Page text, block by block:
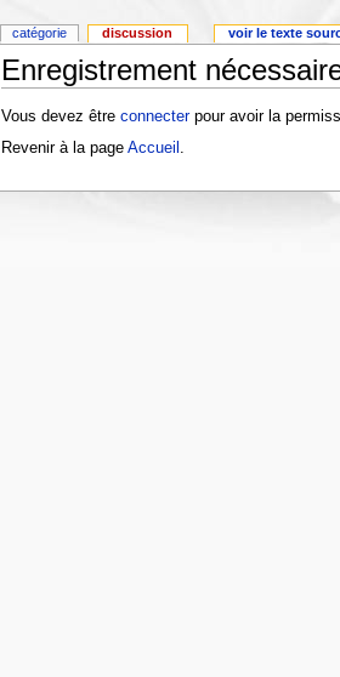
Enregistrement
Vous devez être connecterpour avoir la
Revenir à la page Accueil
catégorie discussion voir le texte